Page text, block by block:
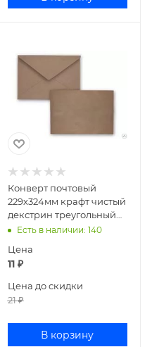
Конверт почтовый
229х324мм крафт чистый
декстрин треугольный
клапан С4Жд /С4НКЖ (
Есть в наличии: 140
Цена
11₽
Цена до скидки
21₽
В корзину